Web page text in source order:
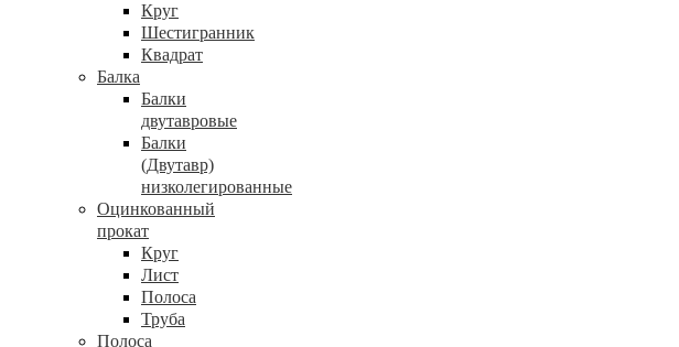
Круг
Шестигранник
Квадрат
Балка
Балки
двутавровые
Балки
(Двутавр)
низколегированные
Оцинкованный
прокат
Круг
Лист
Полоса
Труба
Полоса